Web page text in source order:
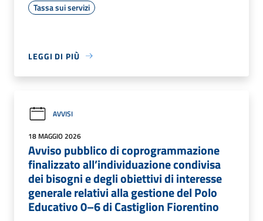
Tassa sui servizi
LEGGI DI PIÙ
AVVISI
18 MAGGIO 2026
Avviso pubblico di coprogrammazione
finalizzato all’individuazione condivisa
dei bisogni e degli obiettivi di interesse
generale relativi alla gestione del Polo
Educativo 0–6 di Castiglion Fiorentino